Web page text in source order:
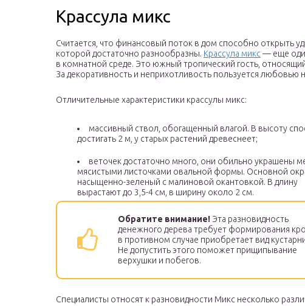
Крассула микс
Считается, что финансовый поток в дом способно открыть
которой достаточно разнообразны. Крассула микс — еще
в комнатной среде. Это южный тропический гость,
За декоративность и неприхотливость пользуется любовью
Отличительные характеристики крассулы микс:
массивный ствол, обогащенный влагой. В высоту
достигать 2 м, у старых растений древеснеет;
веточек достаточно много, они обильно украшены
мясистыми листочками овальной формы. Основной
насыщенно-зеленый с малиновой окантовкой. В длину
вырастают до 3,5-4 см, в ширину около 2 см.
Обратите внимание! Эта разновидность
денежного дерева требует формирования
в противном случае приобретает вид
Не допустить этого поможет прищипывание
верхушки и побегов.
Специалисты относят к разновидности Микс несколько